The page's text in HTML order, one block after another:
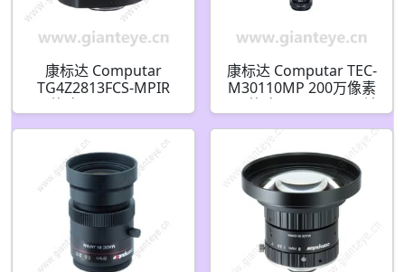
康标达 Computar
TG4Z2813FCS-MPIR
1/3英寸 2.8-12mm F1.3
光圈(CS接口)日/夜红外
康标达 Computar TEC-
M30110MP 200万像素
2/3英寸 110mm 远心镜